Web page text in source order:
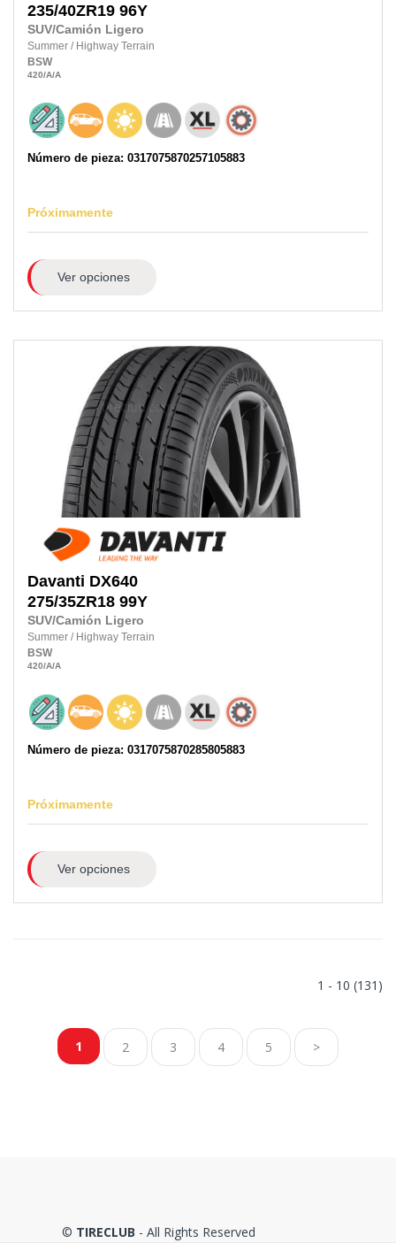
235/40ZR19 96Y
SUV/Camión Ligero
Summer / Highway Terrain
BSW
420/A/A
Número de pieza: 0317075870257105883
Próximamente
Ver opciones
Davanti DX640
275/35ZR18 99Y
SUV/Camión Ligero
Summer / Highway Terrain
BSW
420/A/A
Número de pieza: 0317075870285805883
Próximamente
Ver opciones
1 - 10 (131)
1 2 3 4 5 >
© TIRECLUB - All Rights Reserved